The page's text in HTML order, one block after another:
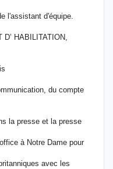
l'assistant d'équipe.
HABILITATION,
du compte
la presse et la presse
à Notre Dame pour
avec les